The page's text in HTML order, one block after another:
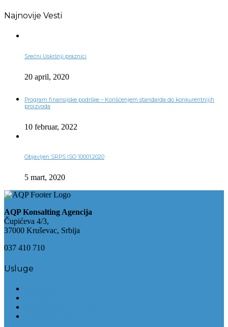
Najnovije Vesti
Srećni Uskršnji praznici
20 april, 2020
Program finansijske podrške – Korišćenjem standarda do konkurentnijih
proizvoda
10 februar, 2022
Objavljen SRPS ISO 10001:2020
5 mart, 2020
AQP Konsalting Agencija
Čupićeva 4/3,
37000 Kruševac, Srbija
037 410 710
Usluge